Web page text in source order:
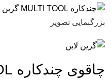
بزرگنمایی تصویر